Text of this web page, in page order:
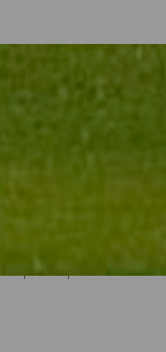
andare da una buca
Pochi posti al mondo
provvisti di impianti
dove oltre a giocare a golf è
preoccuparsi che non sia